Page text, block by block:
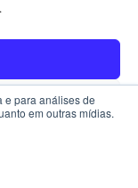
e para análises de
em outras mídias.